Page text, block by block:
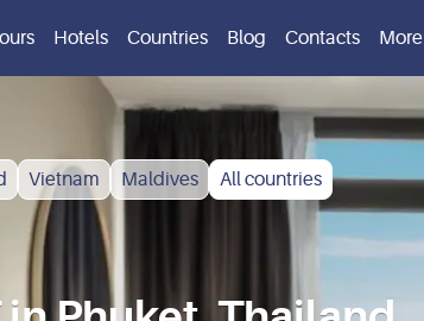
Hotels Countries Blog Contacts More
Vietnam Maldives All countries